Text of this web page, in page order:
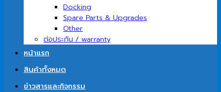
Docking
Spare Parts & Upgrades
Other
ต่อประกัน / warranty
หน้าแรก
สินค้าทั้งหมด
ข่าวสารและกิจกรรม